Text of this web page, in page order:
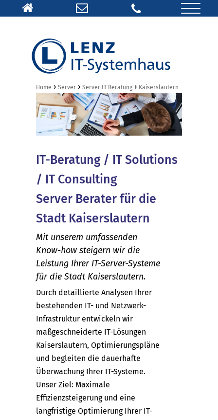
Home › Server › Server IT Beratung › Kaiserslautern
IT-Beratung / IT Solutions
/ IT Consulting
Server Berater für die
Stadt Kaiserslautern
Mit unserem umfassenden
Know-how steigern wir die
Leistung Ihrer IT-Server-Systeme
für die Stadt Kaiserslautern.
Durch detaillierte Analysen Ihrer
bestehenden IT- und Netzwerk-
Infrastruktur entwickeln wir
maßgeschneiderte IT-Lösungen
Kaiserslautern, Optimierungspläne
und begleiten die dauerhafte
Überwachung Ihrer IT-Systeme.
Unser Ziel: Maximale
Effizienzsteigerung und eine
langfristige Optimierung Ihrer IT-